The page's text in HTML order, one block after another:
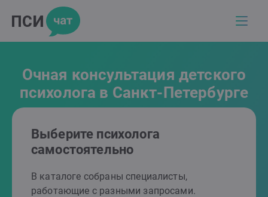
Очная консультация детского
психолога в Санкт-Петербурге
Выберите психолога
самостоятельно
В каталоге собраны специалисты,
работающие с разными запросами.